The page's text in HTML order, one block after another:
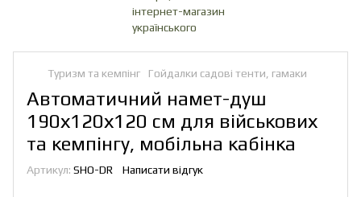
Туризм та кемпінг Гойдалки садові тенти, гамаки
Автоматичний намет-душ
190х120х120 см для військових
та кемпінгу, мобільна кабінка
Артикул: SHО-DR Написати відгук